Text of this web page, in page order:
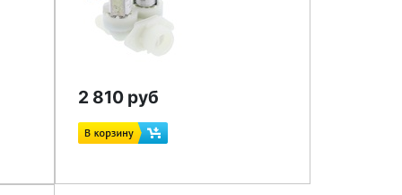
2 810 руб